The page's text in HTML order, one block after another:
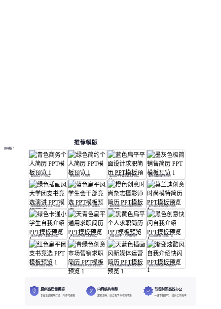
推荐模版
更多模板
青色商务个人简历 绿色简约个人简历 蓝色扁平平面设计求职简历 墨灰色极简销售简历
绿色插画风大学团支书竞选演讲 蓝色扁平风学生会干部竞选 橙色创意时尚杂志摄影师简历 莫兰迪创意时尚模特简历
绿色卡通小学生自我介绍 天青色扁平通用求职简历 黑黄色扁平个人求职简历 黑色创意快闪自我介绍
红色扁平团支书竞选 青绿色创意市场营销求职简历 天蓝色插画风新媒体运营简历 渐变炫酷风自我介绍快闪
原创高质量模板
专业设计团队打造，内容可编辑
内容结构完整
逻辑清晰，适合教学与培训场景
节省时间高效办公
一键下载即用，提升工作效率